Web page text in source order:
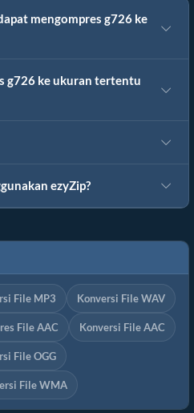
mengompres g726 ke
g726 ke ukuran tertentu
ezyZip?
File MP3 Konversi File WAV
File AAC Konversi File AAC
File OGG
File WMA